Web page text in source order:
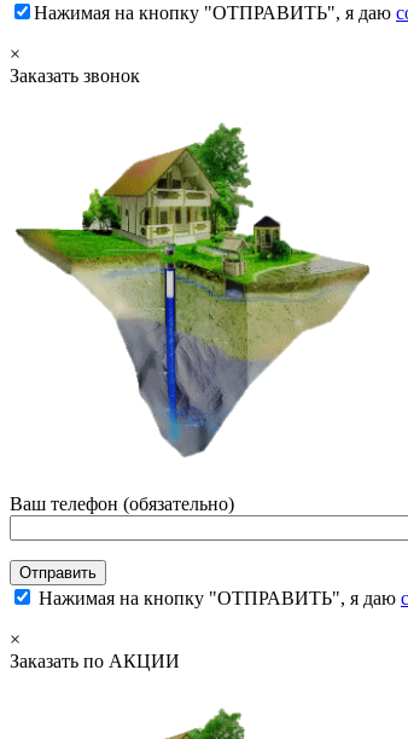
Нажимая на кнопку "ОТПРАВИТЬ", я даю
×
Заказать звонок
Ваш телефон (обязательно)
Нажимая на кнопку "ОТПРАВИТЬ", я даю
×
Заказать по АКЦИИ